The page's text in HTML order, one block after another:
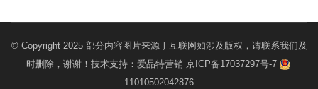
© Copyright 2025 部分内容图片来源于互联网如涉及版权，请联系我们及
时删除，谢谢！技术支持： 爱品特营销 京ICP备17037297号-7
11010502042876